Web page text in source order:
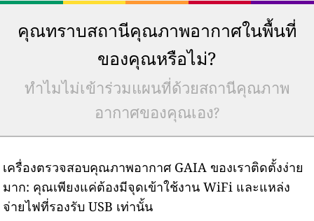
คุณทราบสถานีคุณภาพอากาศในพื้นที่
ของคุณหรือไม่?
ทำไมไม่เข้าร่วมแผนที่ด้วยสถานีคุณภาพ
อากาศของคุณเอง?
เครื่องตรวจสอบคุณภาพอากาศ GAIA ของเราติดตั้งง่าย
มาก: คุณเพียงแค่ต้องมีจุดเข้าใช้งาน WiFi และแหล่ง
จ่ายไฟที่รองรับ USB เท่านั้น